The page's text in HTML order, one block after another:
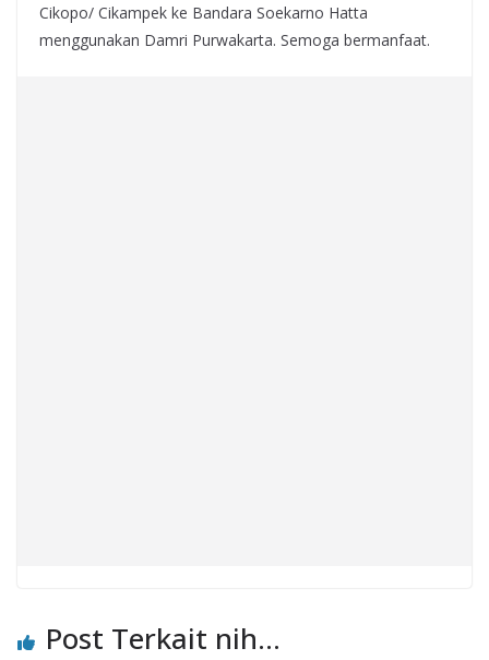
Cikopo/ Cikampek ke Bandara Soekarno Hatta
menggunakan Damri Purwakarta. Semoga bermanfaat.
Post Terkait nih...